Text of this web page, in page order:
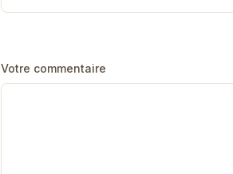
Votre commentaire